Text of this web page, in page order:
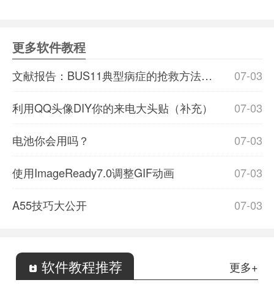
更多软件教程
07-03
文献报告：BUS11典型病症的抢救方法及其适用范围
07-03
利用QQ头像DIY你的来电大头贴（补充）
07-03
电池你会用吗？
07-03
使用ImageReady7.0调整GIF动画
07-03
A55技巧大公开
软件教程推荐 更多+